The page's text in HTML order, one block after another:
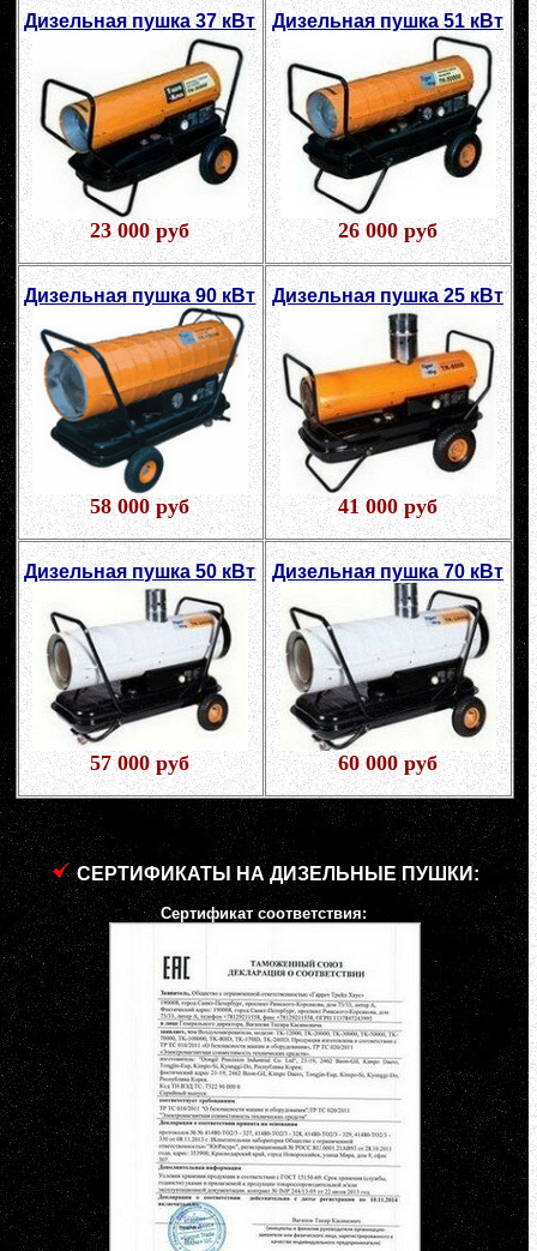
Дизельная пушка 37 кВт
23 000 руб
Дизельная пушка 51 кВт
26 000 руб
Дизельная пушка 90 кВт
58 000 руб
Дизельная пушка 25 кВт
41 000 руб
Дизельная пушка 50 кВт
57 000 руб
Дизельная пушка 70 кВт
60 000 руб
СЕРТИФИКАТЫ НА ДИЗЕЛЬНЫЕ ПУШКИ:
Сертификат соответствия: